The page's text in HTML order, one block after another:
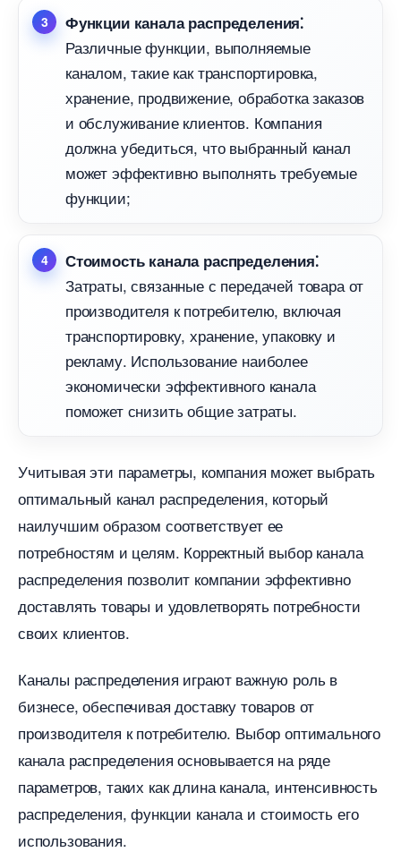
Функции канала распределения⁚
Различные функции, выполняемые
каналом, такие как транспортировка,
хранение, продвижение, обработка заказо
и обслуживание клиентов.​ Компания
должна убедиться, что выбранный канал
может эффективно выполнять требуемые
функции;
Стоимость канала распределения⁚
Затраты, связанные с передачей товара от
производителя к потребителю, включая
транспортировку, хранение, упаковку и
рекламу.​ Использование наиболее
экономически эффективного канала
поможет снизить общие затраты.​
Учитывая эти параметры, компания может выбрать
оптимальный канал распределения, который
наилучшим образом соответствует ее
потребностям и целям. Корректный выбор канала
распределения позволит компании эффективно
доставлять товары и удовлетворять потребности
своих клиентов.​
Каналы распределения играют важную роль
изнесе, обеспечивая доставку товаров от
производителя к потребителю.​ Выбор оптимального
канала распределения основывается на ряде
параметров, таких как длина канала, интенсивность
распределения, функции канала и стоимость его
использования.​